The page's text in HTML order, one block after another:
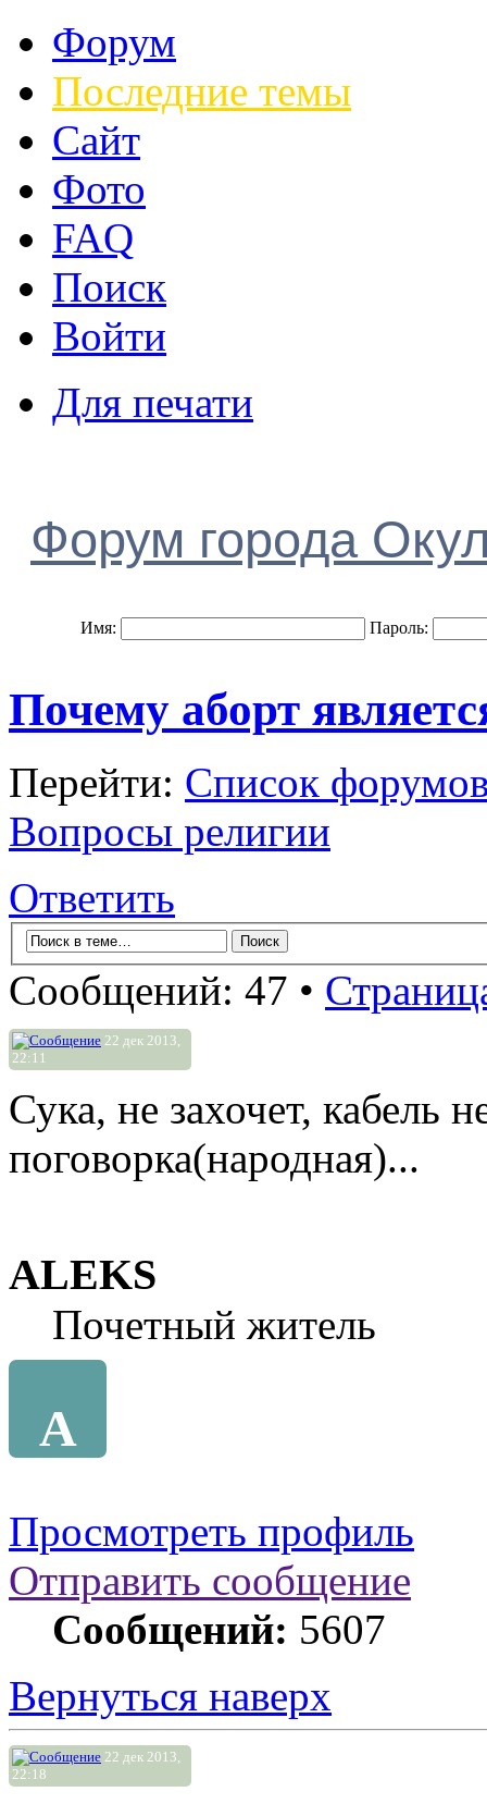
Форум
Последние темы
Сайт
Фото
FAQ
Поиск
Войти
Для печати
Форум города
Имя: Пароль:
Почему аборт
Перейти: Список
Вопросы религии
Ответить
Сообщений: 47 •
22 дек 2013,
22:11
Сука, не захочет, кабель
поговорка(народная)...
ALEKS
Почетный житель
A
Просмотреть профиль
Отправить сообщение
Сообщений: 5607
Вернуться наверх
22 дек 2013,
22:18